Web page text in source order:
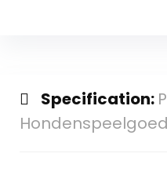
Specification: